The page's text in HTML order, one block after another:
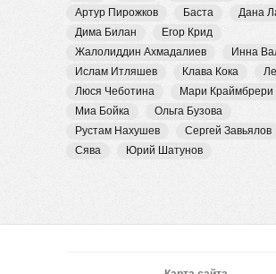
Артур Пирожков
Баста
Дана
Дима Билан
Егор Крид
Жалолиддин Ахмадалиев
Инна
Ислам Итляшев
Клава Кока
Люся Чеботина
Мари Краймбрери
Миа Бойка
Ольга Бузова
Рустам Нахушев
Сергей Завьялов
Сява
Юрий Шатунов